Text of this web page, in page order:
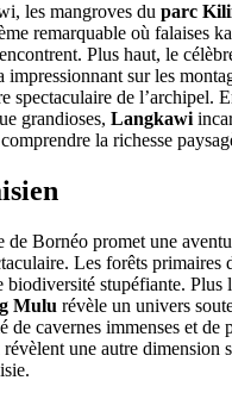
les mangroves du parc
remarquable où falaises
Plus haut, le
impressionnant sur les
spectaculaire de l’archipel.
grandioses, Langkawi
la richesse
de Bornéo promet une
Les forêts primaires
biodiversité stupéfiante. Plus
Mulu révèle un univers
de cavernes immenses et de
une autre dimension